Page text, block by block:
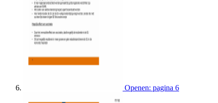
Openen: pagina 6